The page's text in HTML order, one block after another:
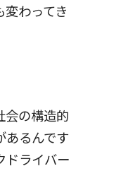
わってき
会の構造的
あるんです
ドライバー